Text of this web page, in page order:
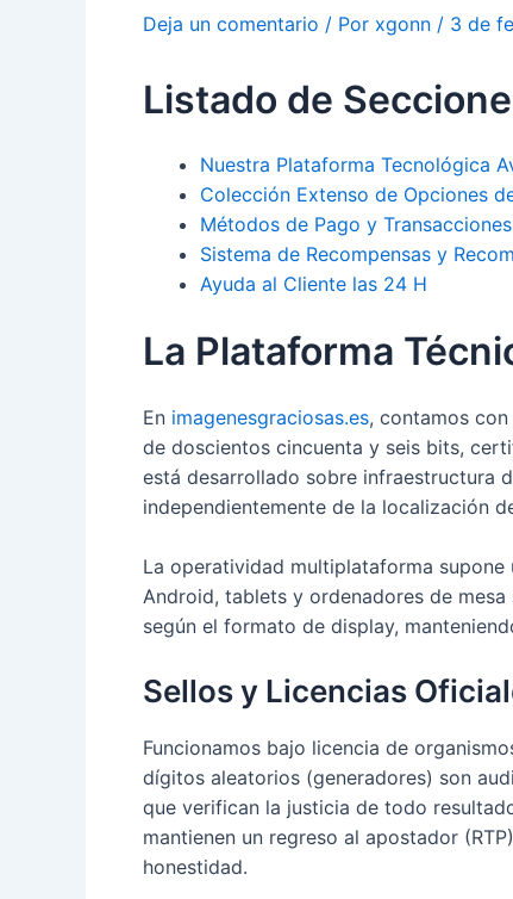
Deja un comentario / Por xgonn / 3 de
Listado de
Nuestra Plataforma Tecnológica
Colección Extenso de Opciones
Métodos de Pago y
Sistema de Recompensas y
Ayuda al Cliente las 24 H
La Plataforma
En imagenesgraciosas.es, contamos
de doscientos cincuenta y seis bits,
está desarrollado sobre infraestructura
independientemente de la localización
La operatividad multiplataforma
Android, tablets y ordenadores de
según el formato de display,
Sellos y Licencias
Funcionamos bajo licencia de
dígitos aleatorios (generadores) son
que verifican la justicia de todo
mantienen un regreso al apostador
honestidad.